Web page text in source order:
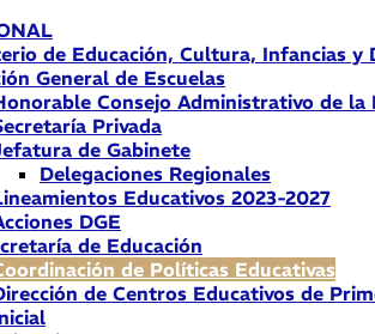
de Educación, Cultura, Infancias y
General de Escuelas
Consejo Administrativo de la
Privada
de Gabinete
Delegaciones Regionales
Educativos 2023-2027
DGE
de Educación
de Políticas Educativas
de Centros Educativos de